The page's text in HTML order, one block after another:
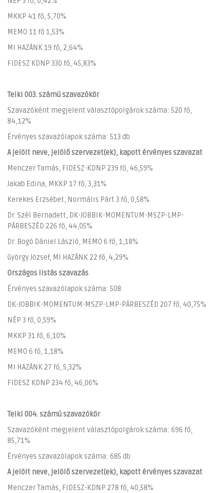
MKKP 41 fő, 5,70%
MEMO 11 fő 1,53%
MI HAZÁNK 19 fő, 2,64%
FIDESZ KDNP 330 fő, 45,83%
Telki 003. számú szavazókör
Szavazóként megjelent választópolgárok száma: 520 fő,
84,12%
Érvényes szavazólapok száma: 513 db
A jelölt neve, jelölő szervezet(ek), kapott érvényes szavazat
Menczer Tamás, FIDESZ-KDNP 239 fő, 46,59%
Jakab Edina, MKKP 17 fő, 3,31%
Kerekes Erzsébet, Normális Párt 3 fő, 0,58%
Dr. Szél Bernadett, DK-JOBBIK-MOMENTUM-MSZP-LMP-
PÁRBESZÉD 226 fő, 44,05%
Dr. Bogó Dániel László, MEMO 6 fő, 1,18%
György József, MI HAZÁNK 22 fő, 4,29%
Országos listás szavazás
Érvényes szavazólapok száma: 508
DK-JOBBIK-MOMENTUM-MSZP-LMP-PÁRBESZÉD 207 fő, 40,75%
NÉP 3 fő, 0,59%
MKKP 31 fő, 6,10%
MEMO 6 fő, 1,18%
MI HAZÁNK 27 fő, 5,32%
FIDESZ KDNP 234 fő, 46,06%
Telki 004. számú szavazókör
Szavazóként megjelent választópolgárok száma: 696 fő,
85,71%
Érvényes szavazólapok száma: 685 db
A jelölt neve, jelölő szervezet(ek), kapott érvényes szavazat
Menczer Tamás, FIDESZ-KDNP 278 fő, 40,58%